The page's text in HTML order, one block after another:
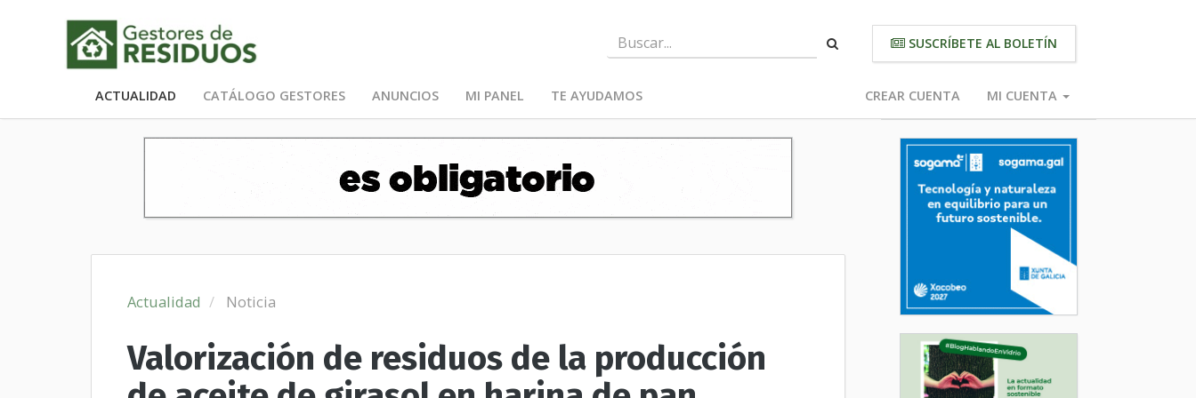
SUSCRÍBETE AL BOLETÍN
ACTUALIDAD CATÁLOGO GESTORES ANUNCIOS MI PANEL TE AYUDAMOS CREAR CUENTA MI CUENTA
Actualidad Noticia
Valorización de residuos de la producción